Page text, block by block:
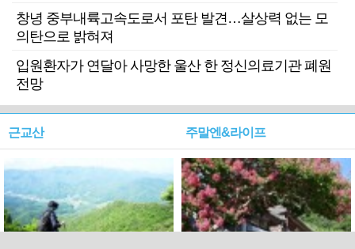
창녕 중부내륙고속도로서 포탄 발견…살상력 없는 모
의탄으로 밝혀져
입원환자가 연달아 사망한 울산 한 정신의료기관 폐원
전망
근교산 주말엔&라이프